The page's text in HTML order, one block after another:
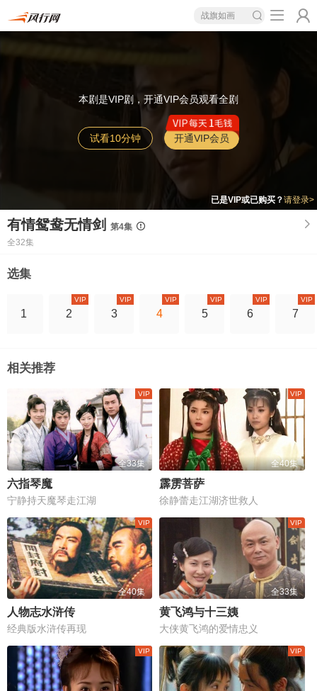
战旗如画
本剧是VIP剧，开通VIP会员观看全剧
试看10分钟 开通VIP会员
已是VIP或已购买？请登录>
有情鸳鸯无情剑
第4集
全32集
选集
1 2
VIP
3
VIP
4
VIP
5
VIP
6
VIP
7
VIP
相关推荐
全33集
六指琴魔
宁静持天魔琴走江湖
全40集
霹雳菩萨
徐静蕾走江湖济世救人
全40集
人物志水浒传
经典版水浒传再现
全33集
黄飞鸿与十三姨
大侠黄飞鸿的爱情忠义